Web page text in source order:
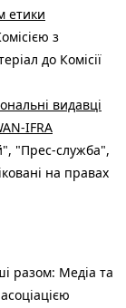
етики
з
до Комісії
видавці
IFRA
"Прес-служба",
на правах
разом: Медіа та